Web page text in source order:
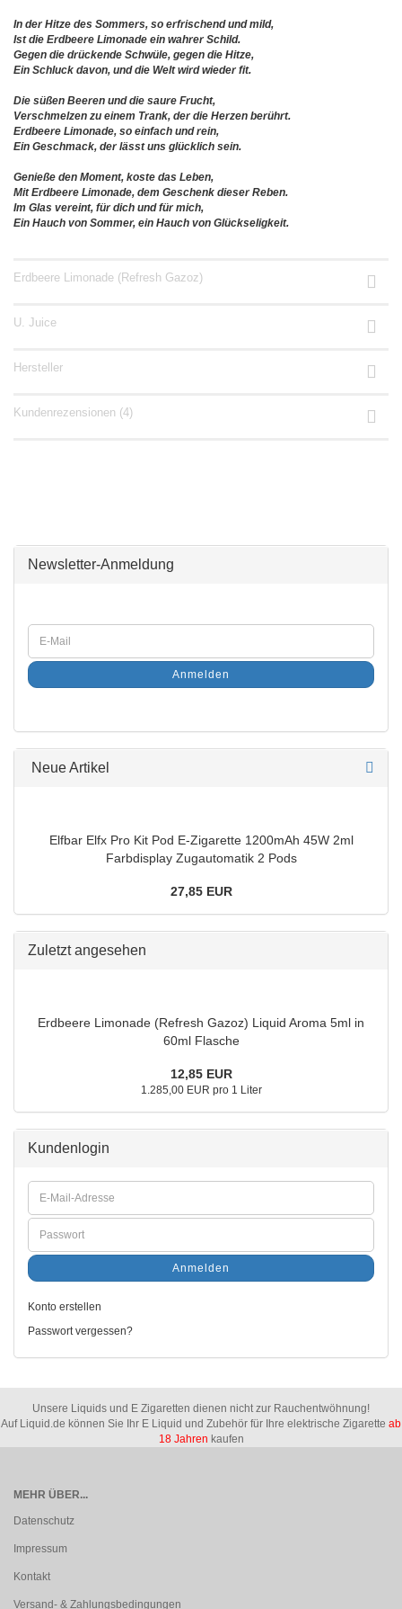
In der Hitze des Sommers, so erfrischend und mild,
Ist die Erdbeere Limonade ein wahrer Schild.
Gegen die drückende Schwüle, gegen die Hitze,
Ein Schluck davon, und die Welt wird wieder fit.
Die süßen Beeren und die saure Frucht,
Verschmelzen zu einem Trank, der die Herzen berührt.
Erdbeere Limonade, so einfach und rein,
Ein Geschmack, der lässt uns glücklich sein.
Genieße den Moment, koste das Leben,
Mit Erdbeere Limonade, dem Geschenk dieser Reben.
Im Glas vereint, für dich und für mich,
Ein Hauch von Sommer, ein Hauch von Glückseligkeit.
Erdbeere Limonade (Refresh Gazoz)
U. Juice
Hersteller
Kundenrezensionen (4)
Newsletter-Anmeldung
Anmelden
Neue Artikel
Elfbar Elfx Pro Kit Pod E-Zigarette 1200mAh 45W 2ml
Farbdisplay Zugautomatik 2 Pods
27,85 EUR
Zuletzt angesehen
Erdbeere Limonade (Refresh Gazoz) Liquid Aroma 5ml in
60ml Flasche
12,85 EUR
1.285,00 EUR pro 1 Liter
Kundenlogin
Anmelden
Konto erstellen
Passwort vergessen?
Unsere Liquids und E Zigaretten dienen nicht zur Rauchentwöhnung!
Auf Liquid.de können Sie Ihr E Liquid und Zubehör für Ihre elektrische Zigarette ab
18 Jahren kaufen
MEHR ÜBER...
Datenschutz
Impressum
Kontakt
Versand- & Zahlungsbedingungen